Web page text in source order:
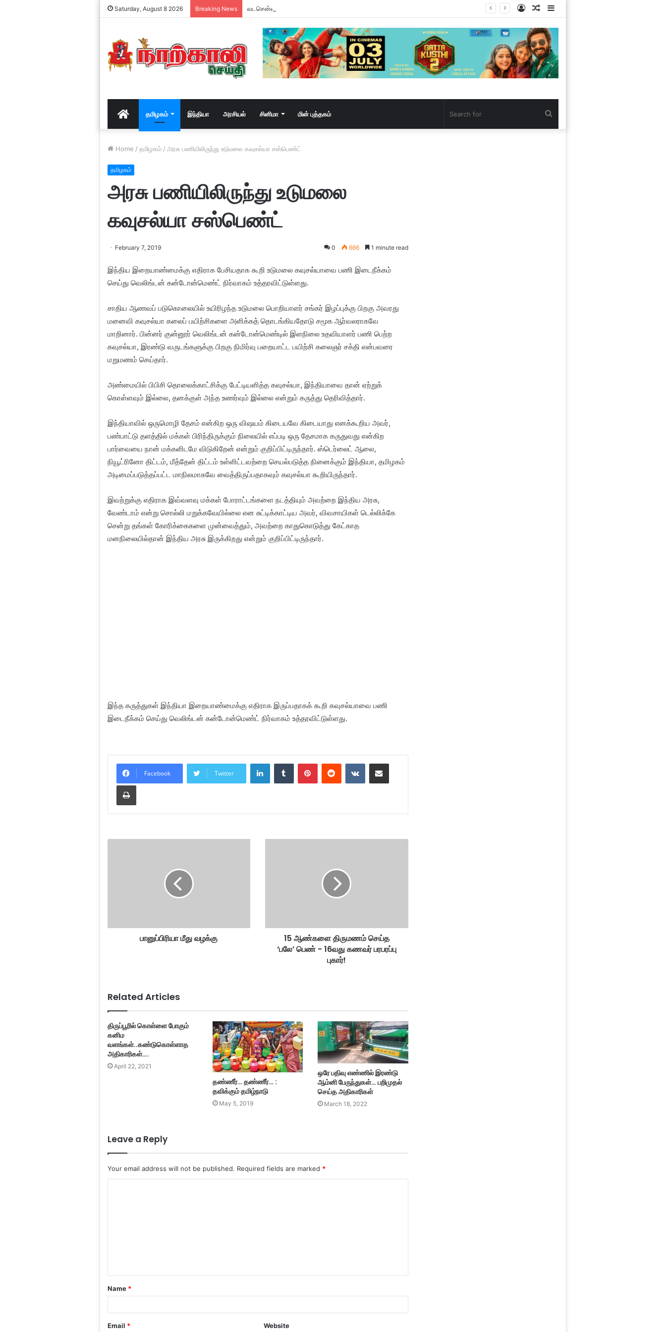
Saturday, August 8 2026 Breaking News வடசென்னையில் ரேசன் அரிசி கடத்தல் கும்பல் கைதும், பின்னணியும் ! Sidebar
Random
Article
Log
In
Homeதமிழகம் இந்தியா அரசியல் சினிமா மின் புத்தகம்
Home / தமிழகம் / அரசு பணியிலிருந்து உடுமலை கவுசல்யா சஸ்பெண்ட்
தமிழகம்
அரசு பணியிலிருந்து உடுமலை
கவுசல்யா சஸ்பெண்ட்
February 7, 2019 0 666 1 minute read
இந்திய இறையாண்மைக்கு எதிராக பேசியதாக கூறி உடுமலை கவுசல்யாவை பணி இடைநீக்கம்
செய்து வெலிங்டன் கன்டோன்மெண்ட் நிர்வாகம் உத்தரவிட்டுள்ளது.
சாதிய ஆணவப் படுகொலையில் உயிரிழந்த உடுமலை பொறியாளர் சங்கர் இழப்புக்கு பிறகு அவரது
மனைவி கவுசல்யா கலைப் பயிற்சிகளை அளிக்கத் தொடங்கியதோடு சமூக ஆர்வலராகவே
மாறினார். பின்னர் குன்னூர் வெலிங்டன் கன்டோன்மெண்டில் இளநிலை உதவியாளர் பணி பெற்ற
கவுசல்யா, இரண்டு வருடங்களுக்கு பிறகு நிமிர்வு பறையாட்ட பயிற்சி கலைஞர் சக்தி என்பவரை
மறுமணம் செய்தார்.
அண்மையில் பிபிசி தொலைக்காட்சிக்கு பேட்டியளித்த கவுசல்யா, இந்தியாவை தான் ஏற்றுக்
கொள்ளவும் இல்லை, தனக்குள் அந்த உணர்வும் இல்லை என்றும் கருத்து தெரிவித்தார்.
இந்தியாவில் ஒருமொழி தேசம் என்கிற ஒரு விஷயம் கிடையவே கிடையாது எனக்கூறிய அவர்,
பண்பாட்டு தளத்தில் மக்கள் பிரிந்திருக்கும் நிலையில் எப்படி ஒரு தேசமாக கருதுவது என்கிற
பார்வையை நான் மக்களிடமே விடுகிறேன் என்றும் குறிப்பிட்டிருந்தார். ஸ்டெர்லைட் ஆலை,
நியூட்ரினோ திட்டம், மீத்தேன் திட்டம் உள்ளிட்டவற்றை செயல்படுத்த நினைக்கும் இந்தியா, தமிழகம்
அடிமைப்படுத்தப்பட்ட மாநிலமாகவே வைத்திருப்பதாகவும் கவுசல்யா கூறியிருந்தார்.
இவற்றுக்கு எதிராக இவ்வளவு மக்கள் போராட்டங்களை நடத்தியும் அவற்றை இந்திய அரசு,
வேண்டாம் என்று சொல்லி மறுக்கவேயில்லை என சுட்டிக்காட்டிய அவர், விவசாயிகள் டெல்லிக்கே
சென்று தங்கள் கோரிக்கைகளை முன்வைத்தும், அவற்றை காதுகொடுத்து கேட்காத
மனநிலையில்தான் இந்திய அரசு இருக்கிறது என்றும் குறிப்பிட்டிருந்தார்.
இந்த கருத்துகள் இந்தியா இறையாண்மைக்கு எதிராக இருப்பதாகக் கூறி கவுசல்யாவை பணி
இடைநீக்கம் செய்து வெலிங்டன் கன்டோன்மெண்ட் நிர்வாகம் உத்தரவிட்டுள்ளது.
Facebook Twitter
LinkedInTumblr PinterestReddit VKontakteShare via Email
Print
பானுப்பிரியா மீது வழக்கு
15 ஆண்களை திருமணம் செய்த
‘பலே’ பெண் - 16வது கணவர் பரபரப்பு
புகார்!
Related Articles
திருப்பூரில் கொள்ளை போகும்
கனிம
வளங்கள்..கண்டுகொள்ளாத
அதிகாரிகள்….
April 22, 2021
தண்ணீர்… தண்ணீர்… :
தவிக்கும் தமிழ்நாடு
May 5, 2019
ஒரே பதிவு எண்ணில் இரண்டு
ஆம்னி பேருந்துகள்… பறிமுதல்
செய்த அதிகாரிகள்
March 18, 2022
Leave a Reply
Your email address will not be published. Required fields are marked *
t
*
Name *
Email * Website